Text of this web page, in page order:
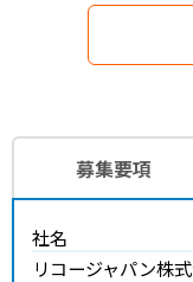
募集要項
社名
リコージャパン株